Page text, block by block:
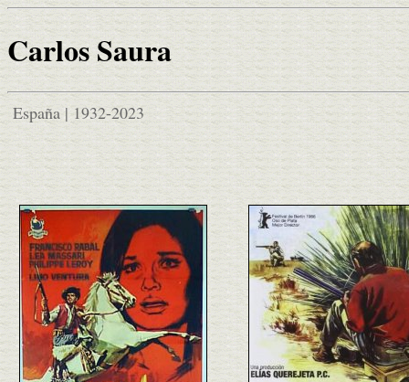
Carlos Saura
España | 1932-2023